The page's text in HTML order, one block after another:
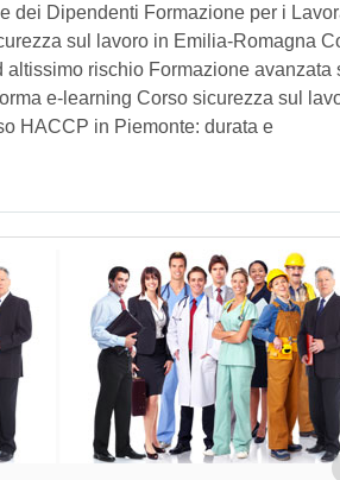
dei Dipendenti Formazione per i
sul lavoro in Emilia-Romagna
rischio Formazione avanzata
e-learning Corso sicurezza sul
HACCP in Piemonte: durata e